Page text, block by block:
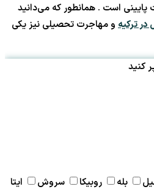
است . همانطور که می‌دانید
ترکیه و مهاجرت تحصیلی نیز یکی
کنید
بله روبیکا سروش ایتا